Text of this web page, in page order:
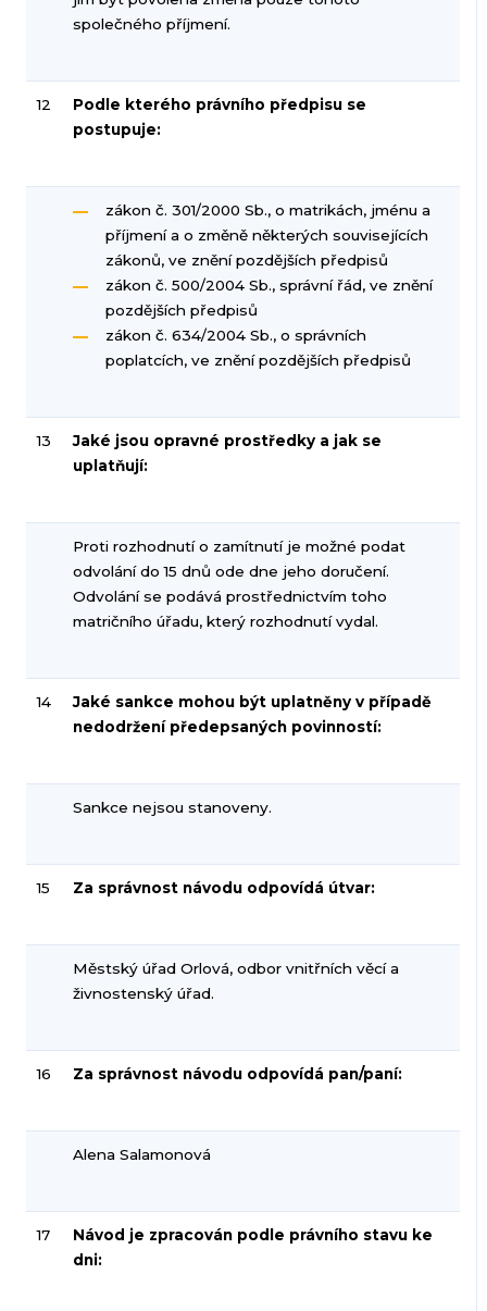
společného příjmení.
12
Podle kterého právního předpisu se
postupuje:
zákon č. 301/2000 Sb., o matrikách, jménu a
příjmení a o změně některých souvisejících
zákonů, ve znění pozdějších předpisů
zákon č. 500/2004 Sb., správní řád, ve znění
pozdějších předpisů
zákon č. 634/2004 Sb., o správních
poplatcích, ve znění pozdějších předpisů
13
Jaké jsou opravné prostředky a jak se
uplatňují:
Proti rozhodnutí o zamítnutí je možné podat
odvolání do 15 dnů ode dne jeho doručení.
Odvolání se podává prostřednictvím toho
matričního úřadu, který rozhodnutí vydal.
14
Jaké sankce mohou být uplatněny v případě
nedodržení předepsaných povinností:
Sankce nejsou stanoveny.
15 Za správnost návodu odpovídá útvar:
Městský úřad Orlová, odbor vnitřních věcí a
živnostenský úřad.
16 Za správnost návodu odpovídá pan/paní:
Alena Salamonová
17
Návod je zpracován podle právního stavu ke
dni: